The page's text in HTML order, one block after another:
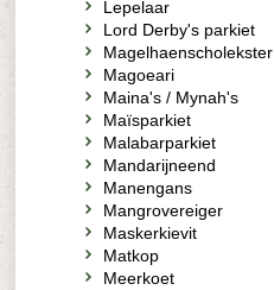
Lepelaar
Lord Derby's parkiet
Magelhaenscholekster
Magoeari
Maina's / Mynah's
Maïsparkiet
Malabarparkiet
Mandarijneend
Manengans
Mangrovereiger
Maskerkievit
Matkop
Meerkoet